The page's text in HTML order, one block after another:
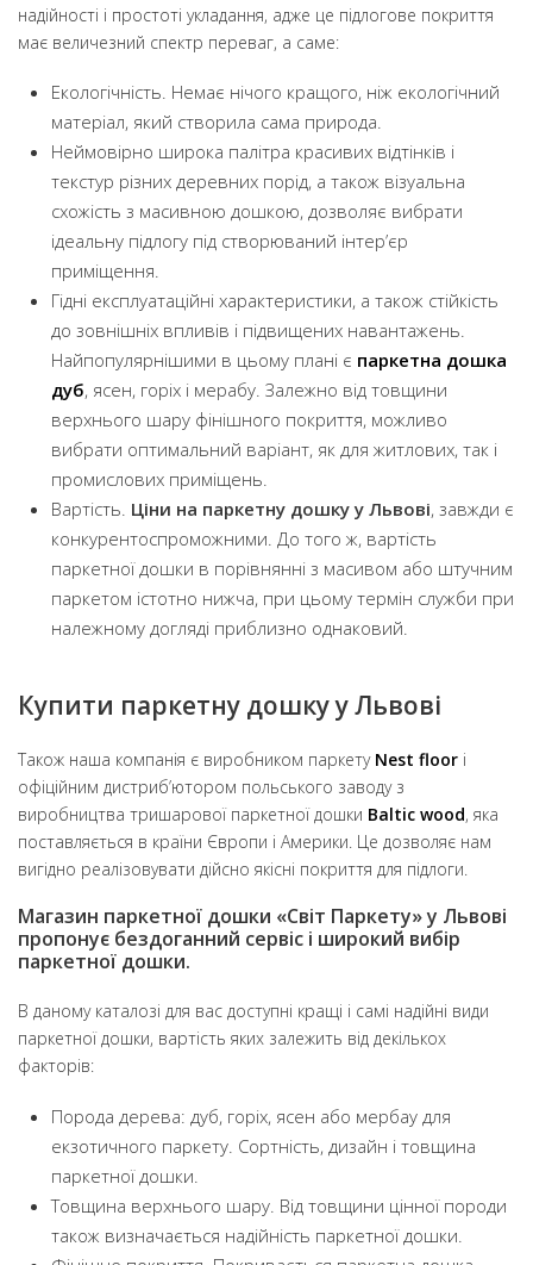
надійності і простоті укладання, адже це підлогове покриття
має величезний спектр переваг, а саме:
Екологічність. Немає нічого кращого, ніж екологічний
матеріал, який створила сама природа.
Неймовірно широка палітра красивих відтінків і
текстур різних деревних порід, а також візуальна
схожість з масивною дошкою, дозволяє вибрати
ідеальну підлогу під створюваний інтер’єр
приміщення.
Гідні експлуатаційні характеристики, а також стійкість
до зовнішніх впливів і підвищених навантажень.
Найпопулярнішими в цьому плані є паркетна дошка
дуб, ясен, горіх і мерабу. Залежно від товщини
верхнього шару фінішного покриття, можливо
вибрати оптимальний варіант, як для житлових, так і
промислових приміщень.
Вартість. Ціни на паркетну дошку у Львові, завжди є
конкурентоспроможними. До того ж, вартість
паркетної дошки в порівнянні з масивом або штучним
паркетом істотно нижча, при цьому термін служби при
належному догляді приблизно однаковий.
Купити паркетну дошку у Львові
Також наша компанія є виробником паркету Nest floor і
офіційним дистриб’ютором польського заводу з
виробництва тришарової паркетної дошки Baltic wood, яка
поставляється в країни Європи і Америки. Це дозволяє нам
вигідно реалізовувати дійсно якісні покриття для підлоги.
Магазин паркетної дошки «Світ Паркету» у Львові
пропонує бездоганний сервіс і широкий вибір
паркетної дошки.
В даному каталозі для вас доступні кращі і самі надійні види
паркетної дошки, вартість яких залежить від декількох
факторів:
Порода дерева: дуб, горіх, ясен або мербау для
екзотичного паркету. Сортність, дизайн і товщина
паркетної дошки.
Товщина верхнього шару. Від товщини цінної породи
також визначається надійність паркетної дошки.